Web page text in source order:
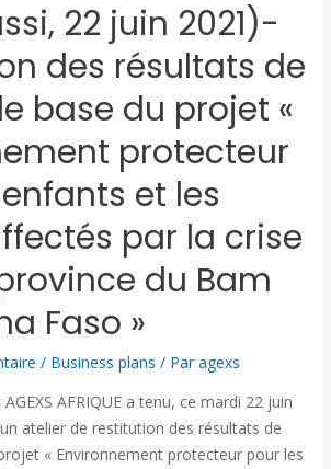
22 juin 2021)-
des résultats de
base du projet «
protecteur
et les
par la crise
du Bam
Faso »
/ Business plans / Paragexs
AFRIQUE a tenu, ce mardi 22 juin
atelier de restitution des résultats de
« Environnement protecteur pour les